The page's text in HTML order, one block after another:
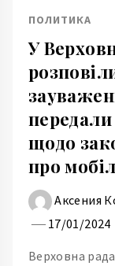
ПОЛИТИКА
У
щодо
про
Аксения
17/01/2024
Верховна